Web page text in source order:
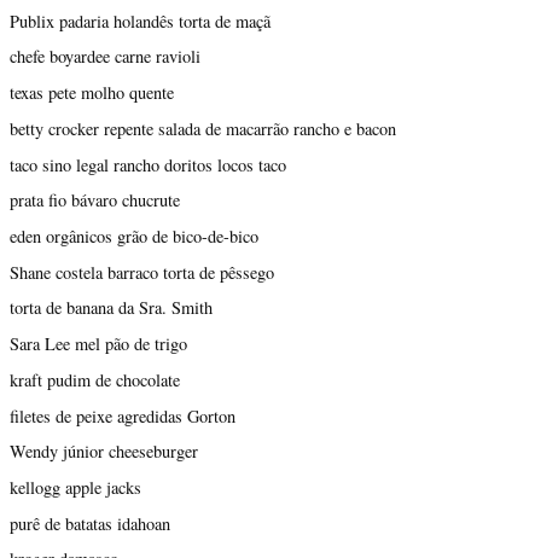
Publix padaria holandês torta de maçã
chefe boyardee carne ravioli
texas pete molho quente
betty crocker repente salada de macarrão rancho e bacon
taco sino legal rancho doritos locos taco
prata fio bávaro chucrute
eden orgânicos grão de bico-de-bico
Shane costela barraco torta de pêssego
torta de banana da Sra. Smith
Sara Lee mel pão de trigo
kraft pudim de chocolate
filetes de peixe agredidas Gorton
Wendy júnior cheeseburger
kellogg apple jacks
purê de batatas idahoan